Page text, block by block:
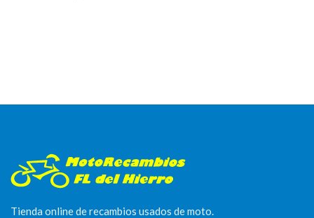
Tienda online de recambios usados de moto.